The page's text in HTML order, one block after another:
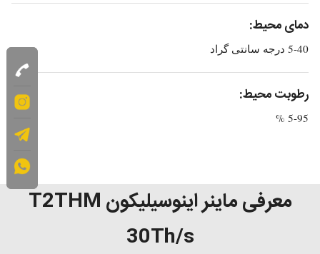
دمای محیط:
5-40 درجه سانتی گراد
رطوبت محیط:
5-95 %
معرفی ماینر اینوسیلیکون T2THM
30Th/s